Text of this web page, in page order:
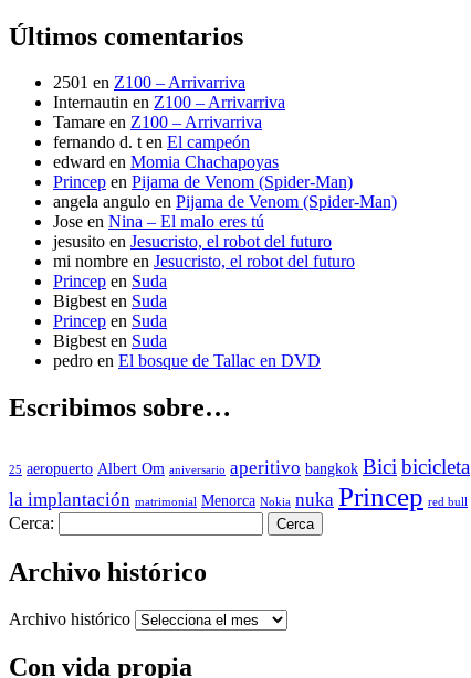
Últimos comentarios
2501 en Z100 – Arrivarriva
Internautin en Z100 – Arrivarriva
Tamare en Z100 – Arrivarriva
fernando d. ten El campeón
edward en Momia Chachapoyas
Princep en Pijama de Venom (Spider-Man)
angela angulo en Pijama de Venom (Spider-Man)
Jose en Nina – El malo eres tú
jesusito en Jesucristo, el robot del futuro
mi nombre en Jesucristo, el robot del futuro
Princep en Suda
Bigbesten Suda
Princep en Suda
Bigbesten Suda
pedro en El bosque de Tallac en DVD
Escribimos sobre…
25 aeropuerto Albert Om aniversario aperitivo bangkok Bicibicicleta
la implantación matrimonial Menorca Nokia nuka Princep red bull
Cerca:
Archivo histórico
Archivo histórico
Con vida propia